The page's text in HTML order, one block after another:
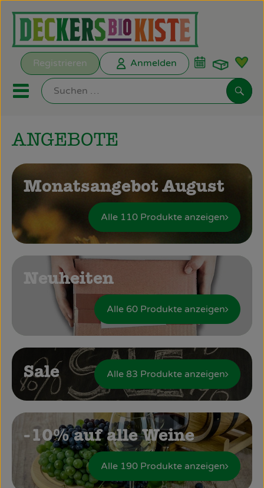
Registrieren Anmelden
Mobiles Menu öffnen oder
Biokisten
Kochkisten
EMPFEHLUNGEN
Obst & Gemüse
Käsetheke
Kühltheke
Tiefkühlprodukte
Getränke
Drogerie
ANGEBOTE
Monatsangebot August
Alle 110 Produkte anzeigen
Neuheiten
Alle 60 Produkte anzeigen
Sale Alle 83 Produkte anzeigen
-10% auf alle Weine
Alle 190 Produkte anzeigen